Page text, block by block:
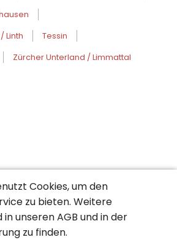
Linth
Tessin
Zürcher Unterland / Limmattal
Cookies, um den
zu bieten. Weitere
in unserenAGB und in der
zu finden.